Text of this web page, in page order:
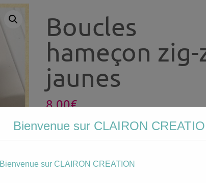
Boucles
hameçon zig-
jaunes
8.00€
Votre
Bienvenue sur CLAIRON
Bienvenue sur CLAIRON CREATION